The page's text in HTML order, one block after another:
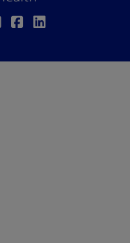
TwitterFacebook
Linkedin